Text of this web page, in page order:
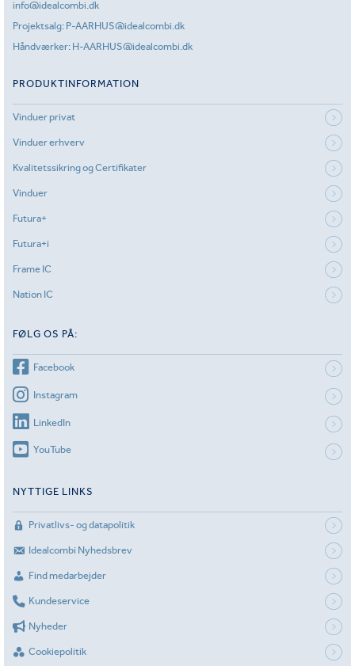
info@idealcombi.dk
Projektsalg: P-AARHUS@idealcombi.dk
Håndværker: H-AARHUS@idealcombi.dk
PRODUKTINFORMATION
Vinduer privat
Vinduer erhverv
Kvalitetssikring og Certifikater
Vinduer
Futura+
Futura+i
Frame IC
Nation IC
FØLG OS PÅ:
Facebook
Instagram
LinkedIn
YouTube
NYTTIGE LINKS
Privatlivs- og datapolitik
Idealcombi Nyhedsbrev
Find medarbejder
Kundeservice
Nyheder
Cookiepolitik